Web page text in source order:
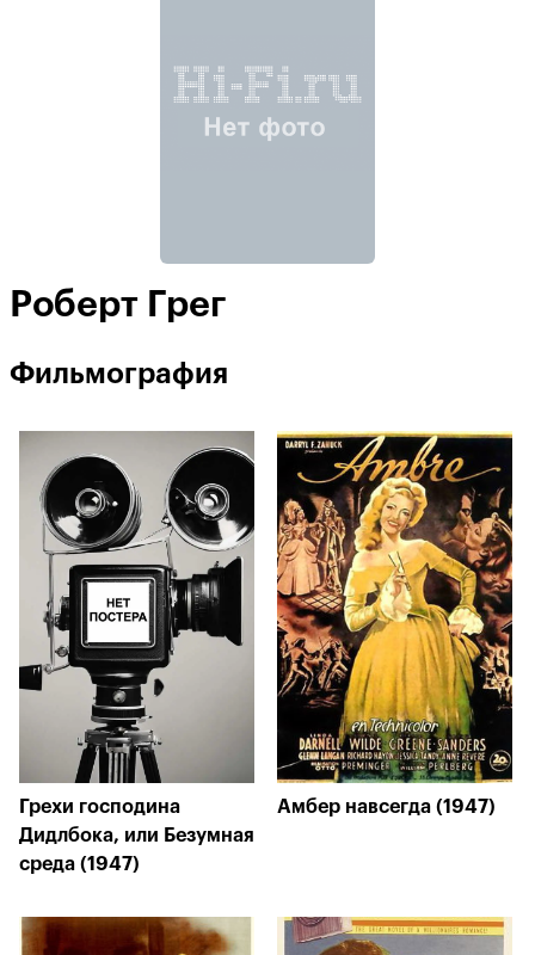
Роберт Грег
Фильмография
Грехи господина
Дидлбока, или Безумная
среда (1947)
Амбер навсегда (1947)